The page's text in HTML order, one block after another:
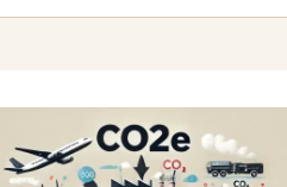
込むべきか。クレジット購入を「コス